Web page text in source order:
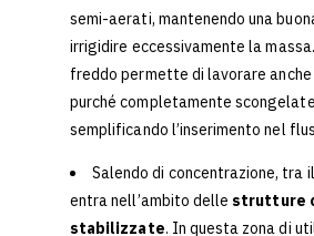
semi-aerati, mantenendo una
irrigidire eccessivamente la
freddo permette di lavorare
purché completamente
semplificando l’inserimento nel
Salendo di concentrazione, tra il
entra nell’ambito delle strutture
stabilizzate. In questa zona di